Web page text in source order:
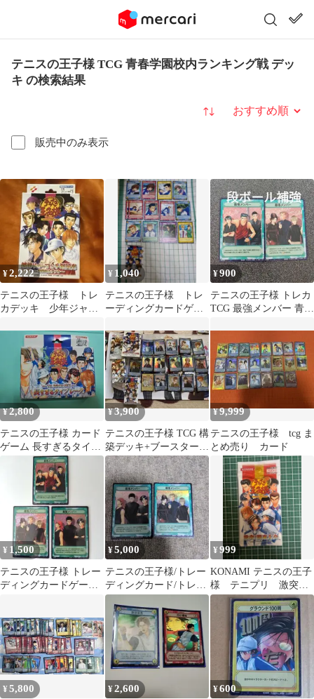
テニスの王子様 TCG 青春学園校内ランキング戦 デッ
キ の検索結果
販売中のみ表示
並び替え
¥2,222
テニスの王子様 トレ
カデッキ 少年ジャン
KONAMI
¥ 1,040
テニスの王子様 トレ
ーディングカードゲー
戦」編 14枚セット
¥900
テニスの王子様 トレカ
TCG 最強メンバー 青
¥2,800
テニスの王子様 カード
ゲーム 長すぎるタイブ
レーク デッキ TCG
¥3,900
テニスの王子様 TCG 構
築デッキ+ブースターパ
ック 92枚セット
¥9,999
テニスの王子様 tcg ま
とめ売り カード
¥ 1,500
テニスの王子様 トレー
ディングカードゲーム
¥5,000
テニスの王子様/トレー
ディングカード/トレ
カ/TCG/青春学園/最強
メンバー
¥999
KONAMI テニスの王子
様 テニプリ 激突！
関東大会 トレカ
TCG 当時物
¥5,800 ¥2,600 ¥600